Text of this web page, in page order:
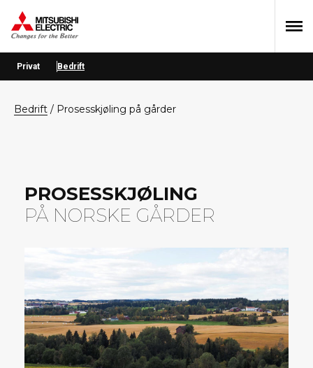
Hopp
menyen
Hopp
Hopp
Privat Bedrift
bedrift / Prosesskjøling på gårder
PROSESSKJØLING
PÅ NORSKE GÅRDER